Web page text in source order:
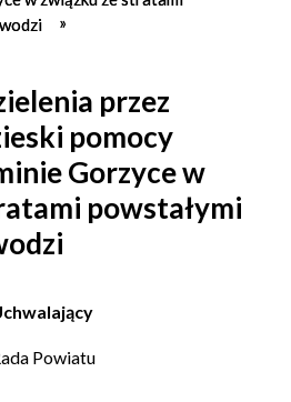
przez
pomocy
Gorzyce w
powstałymi
Powiatu